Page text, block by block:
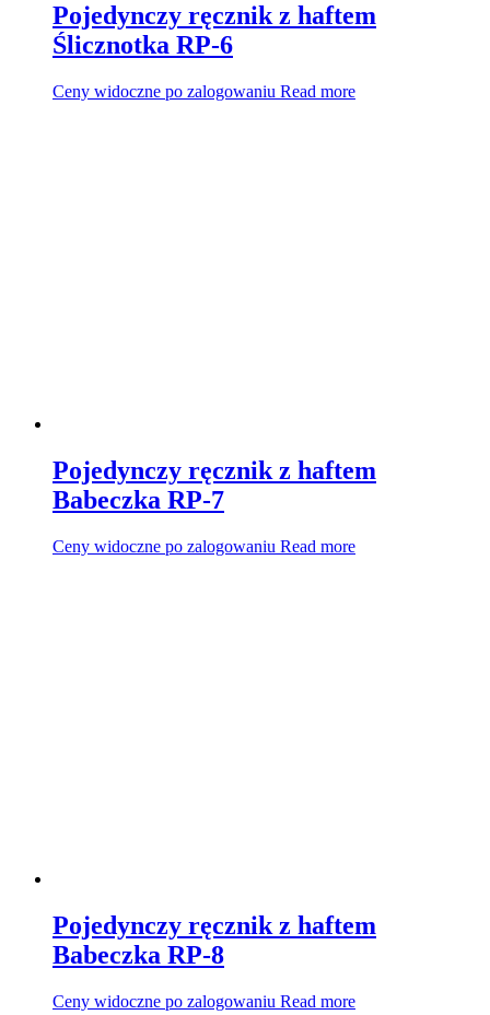
Pojedynczy ręcznik z haftem
Ślicznotka RP-6
Ceny widoczne po zalogowaniu Read more
Pojedynczy ręcznik z haftem
Babeczka RP-7
Ceny widoczne po zalogowaniu Read more
Pojedynczy ręcznik z haftem
Babeczka RP-8
Ceny widoczne po zalogowaniu Read more